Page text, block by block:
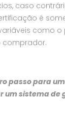
caso
é
como o
comprador.
passo para
um sistema de